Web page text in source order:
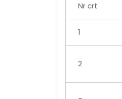
Nr crt
1
2